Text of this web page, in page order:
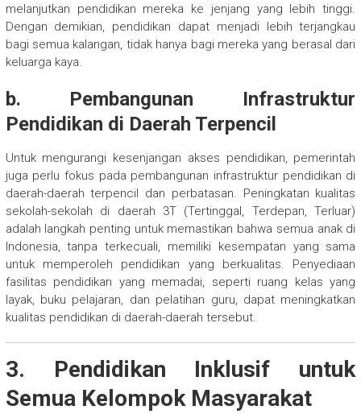
melanjutkan pendidikan mereka ke jenjang yang lebih tinggi.
Dengan demikian, pendidikan dapat menjadi lebih terjangkau
bagi semua kalangan, tidak hanya bagi mereka yang berasal dari
keluarga kaya.
b. Pembangunan Infrastruktur
Pendidikan di Daerah Terpencil
Untuk mengurangi kesenjangan akses pendidikan, pemerintah
juga perlu fokus pada pembangunan infrastruktur pendidikan di
daerah-daerah terpencil dan perbatasan. Peningkatan kualitas
sekolah-sekolah di daerah 3T (Tertinggal, Terdepan, Terluar)
adalah langkah penting untuk memastikan bahwa semua anak di
Indonesia, tanpa terkecuali, memiliki kesempatan yang sama
untuk memperoleh pendidikan yang berkualitas. Penyediaan
fasilitas pendidikan yang memadai, seperti ruang kelas yang
layak, buku pelajaran, dan pelatihan guru, dapat meningkatkan
kualitas pendidikan di daerah-daerah tersebut.
3. Pendidikan Inklusif untuk
Semua Kelompok Masyarakat